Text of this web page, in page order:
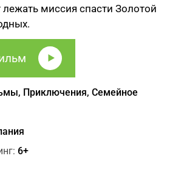
лежать миссия спасти Золотой
Приключения, Семейное
6+